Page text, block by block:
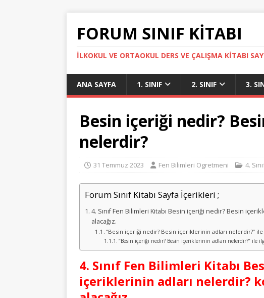
FORUM SINIF KITABI
İLKOKUL VE ORTAOKUL DERS VE ÇALIŞMA KITABI
ANA SAYFA 1. SINIF 2. SINIF 3.
Besin içeriği nedir?
nelerdir?
31 Temmuz 2023 Fen Bilimleri Ogretmeni 4.
Forum Sınıf Kitabı Sayfa İçerikleri ;
4. Sınıf Fen Bilimleri Kitabı Besin içeriği nedir? Besin
alacağız.
“Besin içeriği nedir? Besin içeriklerinin adları nelerdir?” ile
“Besin içeriği nedir? Besin içeriklerinin adları nelerdir?” ile
4. Sınıf Fen Bilimleri Kitabı
içeriklerinin adları nelerdir?